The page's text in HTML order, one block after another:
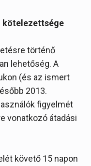
kötelezettsége
történő
lehetőség. A
(és az ismert
2013.
figyelmét
vonatkozó átadási
követő 15 napon